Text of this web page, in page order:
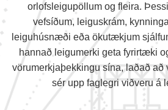
orlofsleigupöllum og fleira.
vefsíðum, leiguskrám,
leiguhúsnæði eða ökutækjum
hannað leigumerki geta fyrirtæki
vörumerkjaþekkingu sína, laðað að
sér upp faglegri viðveru á